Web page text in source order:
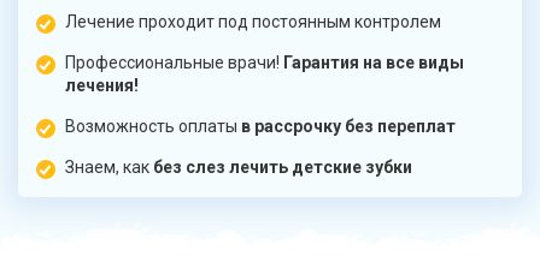
Лечение проходит под постоянным контролем
Профессиональные врачи! Гарантия на все виды
лечения!
Возможность оплаты в рассрочку без переплат
Знаем, как без слез лечить детские зубки